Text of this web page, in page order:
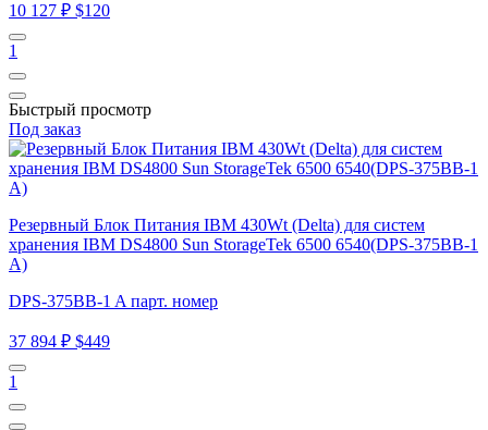
10 127 ₽ $120
1
Быстрый просмотр
Под заказ
Резервный Блок Питания IBM 430Wt (Delta) для систем
хранения IBM DS4800 Sun StorageTek 6500 6540(DPS-375BB-1
A)
DPS-375BB-1 A парт. номер
37 894 ₽ $449
1